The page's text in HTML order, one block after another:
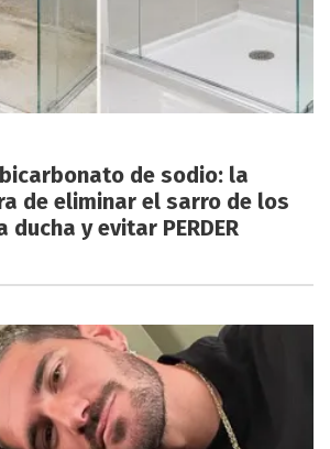
de sodio: la
de eliminar el sarro de los
y evitar PERDER